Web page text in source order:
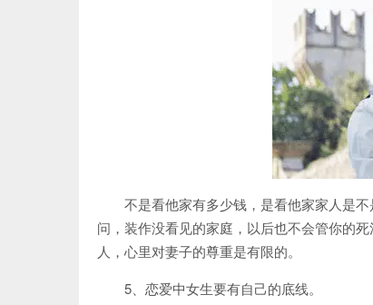
不是看他家有多少钱，是看他家家人是
问，装作没看见的家庭，以后也不会管你的
人，心里对妻子的尊重是有限的。
5、恋爱中女生要有自己的底线。